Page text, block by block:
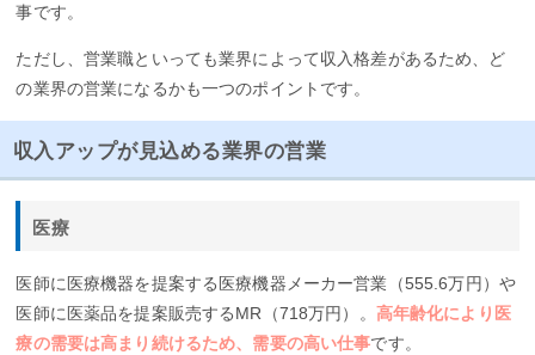
事です。
ただし、営業職といっても業界によって収入格差があるため、ど
の業界の営業になるかも一つのポイントです。
収入アップが見込める業界の営業
医療
医師に医療機器を提案する医療機器メーカー営業（555.6万円）や
医師に医薬品を提案販売するMR（718万円）。 高年齢化により医
療の需要は高まり続けるため、需要の高い仕事です。